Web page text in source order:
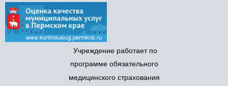
Учреждение работает по
программе обязательного
медицинского страхования